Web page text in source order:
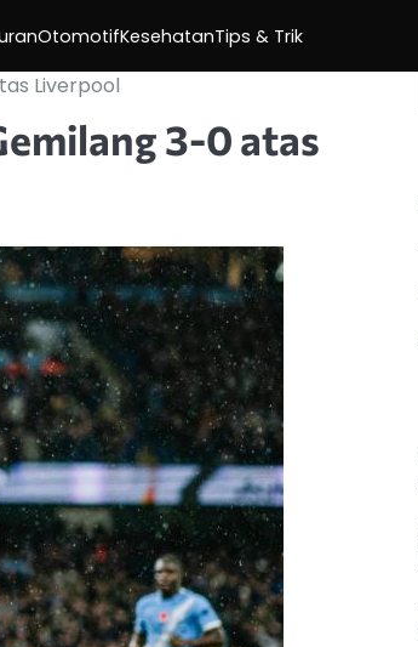
OtomotifKesehatanTips & Trik
Liverpool
3-0 atas